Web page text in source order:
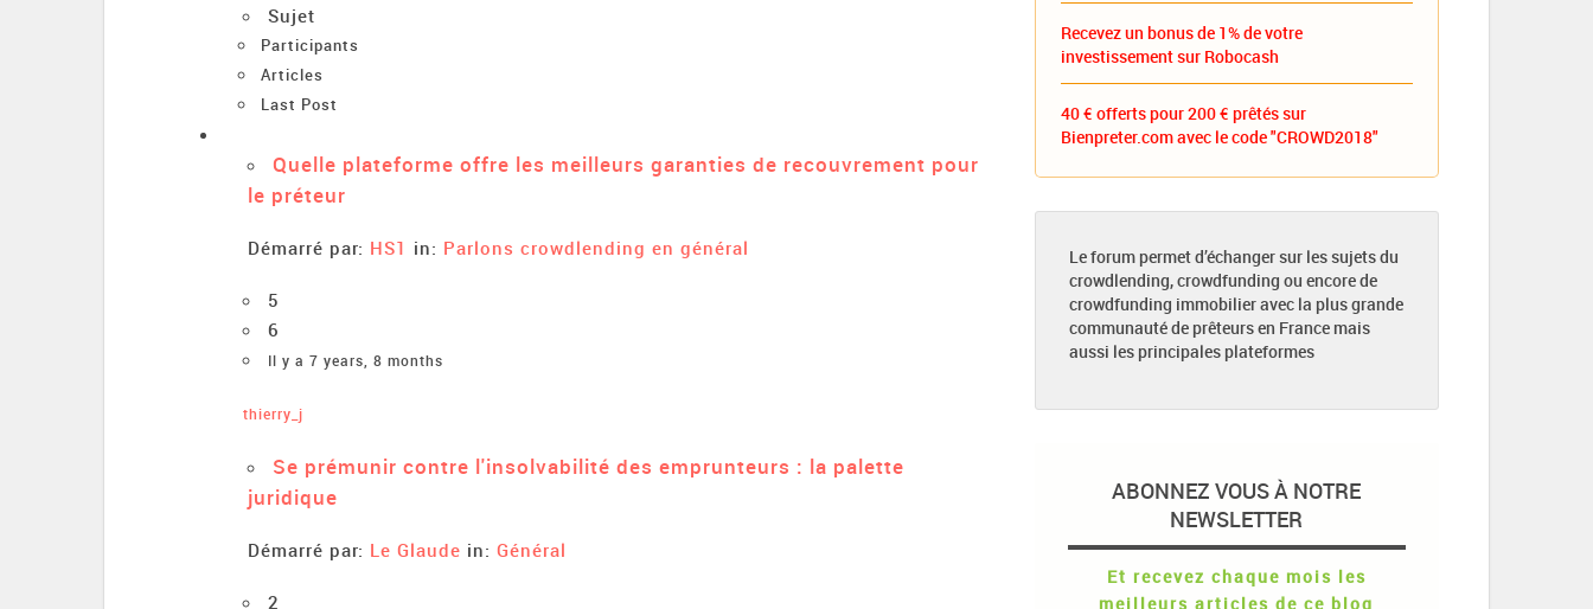
Sujet
Participants
Articles
Last Post
Quelle plateforme offre les meilleurs garanties de recouvrement pour
le préteur
Démarré par: HS1 in: Parlons crowdlending en général
5
6
Il y a 7 years, 8 months
thierry_j
Se prémunir contre l'insolvabilité des emprunteurs : la palette
juridique
Démarré par: Le Glaude in: Général
2
Recevez un bonus de 1% de votre
investissement sur Robocash
40 € offerts pour 200 € prêtés sur
Bienpreter.com avec le code "CROWD2018"
Le forum permet d’échanger sur les sujets du
crowdlending, crowdfunding ou encore de
crowdfunding immobilier avec la plus grande
communauté de prêteurs en France mais
aussi les principales plateformes
ABONNEZ VOUS À NOTRE
NEWSLETTER
Et recevez chaque mois les
meilleurs articles de ce blog